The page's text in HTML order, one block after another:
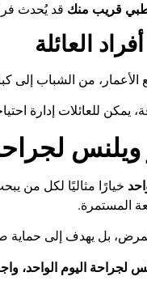
قريب منك قد يُحدث
العائلة
من الشباب إلى
يمكن للعائلات إدارة
ويلنس
خيارًا مثاليًا لكل من
المستمرة.
المرض، بل يهدف إلى
اليوم الواحد،